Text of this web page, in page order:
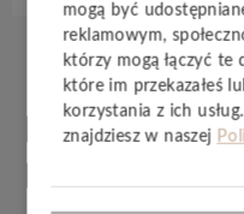
Produkty
powiązane
mogą być
reklamowym,
którzy mogą łączyć te
które im przekazałeś
korzystania z ich
znajdziesz w naszej